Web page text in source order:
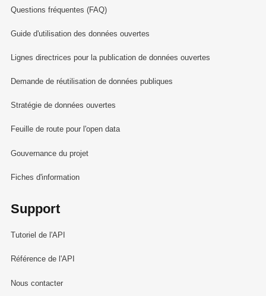
Questions fréquentes (FAQ)
Guide d'utilisation des données ouvertes
Lignes directrices pour la publication de données ouvertes
Demande de réutilisation de données publiques
Stratégie de données ouvertes
Feuille de route pour l'open data
Gouvernance du projet
Fiches d'information
Support
Tutoriel de l'API
Référence de l'API
Nous contacter